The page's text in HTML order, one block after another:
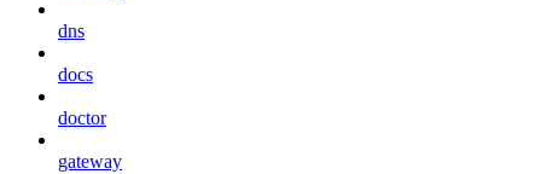
dns
docs
doctor
gateway